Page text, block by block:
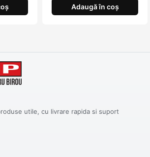
Adaugă în coș
utile, cu livrare rapida si suport